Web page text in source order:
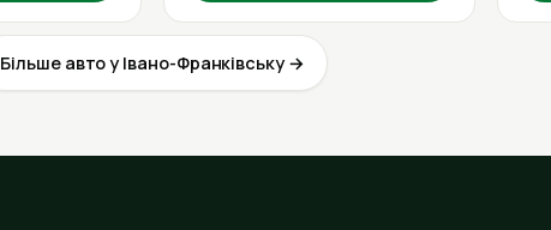
Більше авто у Івано-Франківську →